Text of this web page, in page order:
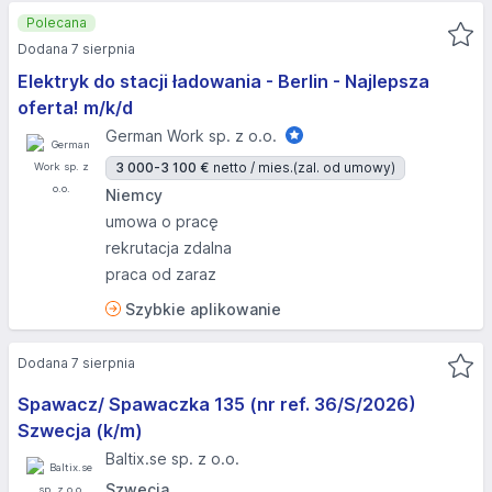
Elektryk do stacji ładowania - Berlin - Najlepsza
oferta! m/k/d
German Work sp. z o.o.
3 000-3 100 € netto / mies.(zal. od umowy)
Niemcy
umowa o pracę
rekrutacja zdalna
praca od zaraz
Szybkie aplikowanie
Polecana
Dodana 7 sierpnia
Spawacz/ Spawaczka 135 (nr ref. 36/S/2026)
Szwecja (k/m)
Baltix.se sp. z o.o.
Dodana 7 sierpnia